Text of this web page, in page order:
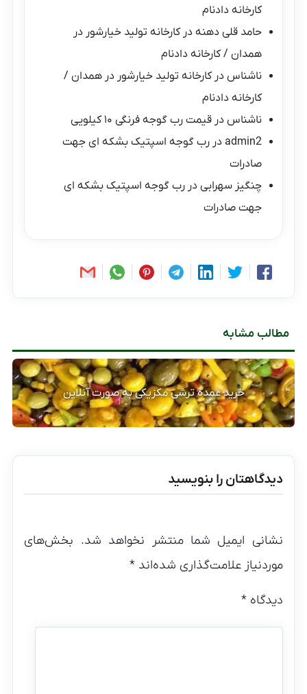
کارخانه دادنام
حامد قلی دهنه درکارخانه تولید خیارشور در
همدان / کارخانه دادنام
ناشناس درکارخانه تولید خیارشور در همدان /
کارخانه دادنام
ناشناس درقیمت رب گوجه فرنگی ۱۰ کیلویی
admin2 دررب گوجه اسپتیک بشکه ای جهت
صادرات
چنگیز سهرابی دررب گوجه اسپتیک بشکه ای
جهت صادرات
مطالب مشابه
خرید عمده ترشی مکزیکی به صورت آنلاین
دیدگاهتان را بنویسید
نشانی ایمیل شما منتشر نخواهد شد. بخش‌های
موردنیاز علامت‌گذاری شده‌اند*
دیدگاه*